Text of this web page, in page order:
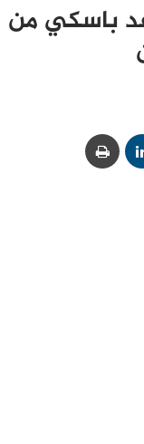
باسكي من